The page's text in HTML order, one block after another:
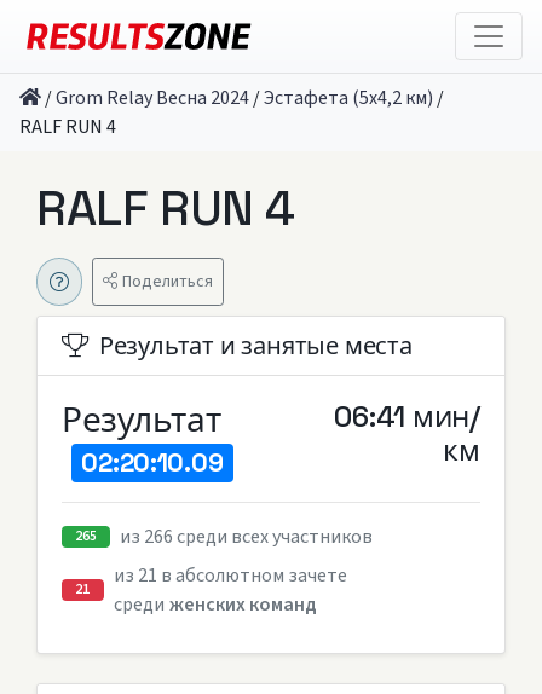
/Grom Relay Весна 2024/Эстафета (5х4,2 км) /
RALF RUN 4
RALF RUN 4
Поделиться
Результат и занятые места
Результат
02:20:10.09
06:41 мин/
км
265 из 266 среди всех участников
21
из 21 в абсолютном зачете
среди женских команд